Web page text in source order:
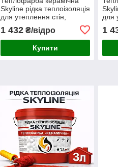
Skyline рідка теплоізоляція
для утеплення стін,
трубопроводів Зелена 5 л
1 432₴/відро
Купити
для
1